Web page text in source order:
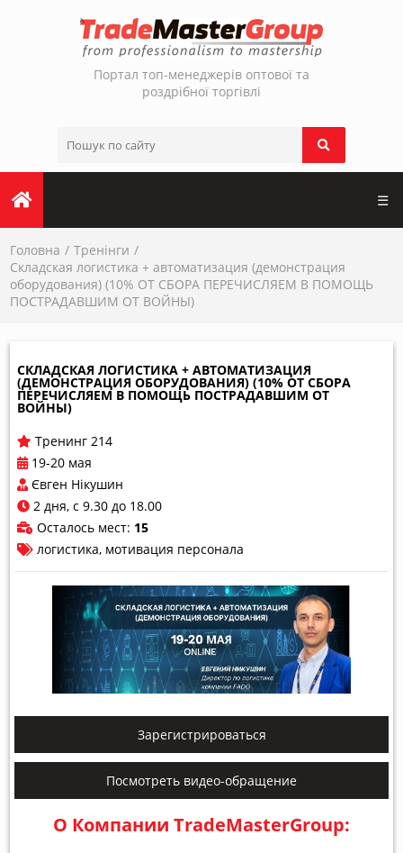
Портал топ-менеджерів оптової та
роздрібної торгівлі
☰
Головна
Тренінги
Складская логистика + автоматизация (демонстрация
оборудования) (10% ОТ СБОРА ПЕРЕЧИСЛЯЕМ В ПОМОЩЬ
ПОСТРАДАВШИМ ОТ ВОЙНЫ)
СКЛАДСКАЯ ЛОГИСТИКА + АВТОМАТИЗАЦИЯ
(ДЕМОНСТРАЦИЯ ОБОРУДОВАНИЯ) (10% ОТ СБОРА
ПЕРЕЧИСЛЯЕМ В ПОМОЩЬ ПОСТРАДАВШИМ ОТ
ВОЙНЫ)
Тренинг 214
19-20 мая
Євген Нікушин
2 дня, с 9.30 до 18.00
Осталось мест: 15
логистика мотивация персонала
Зарегистрироваться
Посмотреть видео-обращение
О Компании TradeMasterGroup: